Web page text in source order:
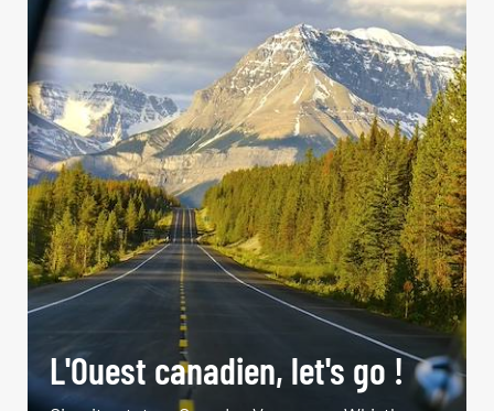
L'Ouest canadien, let's go !